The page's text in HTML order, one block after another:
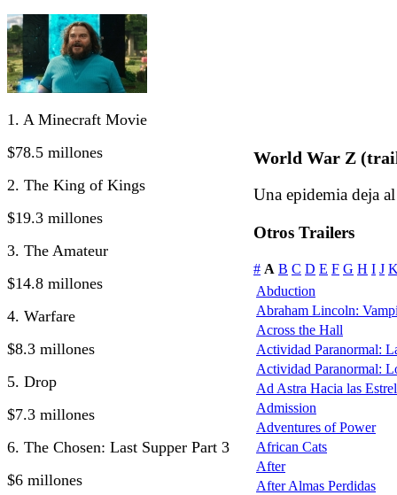
1. A Minecraft Movie
$78.5 millones
2. The King of Kings
$19.3 millones
3. The Amateur
$14.8 millones
4. Warfare
$8.3 millones
5. Drop
$7.3 millones
6. The Chosen: Last Supper Part 3
$6 millones
World War Z
Una epidemia deja
Otros Trailers
# A B C D E F G H I J
Abduction
Abraham Lincoln:
Across the Hall
Actividad Paranormal:
Actividad Paranormal:
Ad Astra Hacia las
Admission
Adventures of Power
African Cats
After
After Almas Perdidas